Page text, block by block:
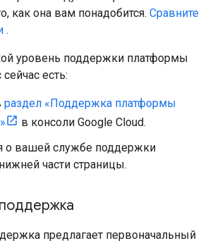
как она вам понадобится. Сравните
.
уровень поддержки платформы
есть:
раздел «Поддержка платформы
в консоли Google Cloud.
о вашей службе поддержки
части страницы.
предлагает первоначальный